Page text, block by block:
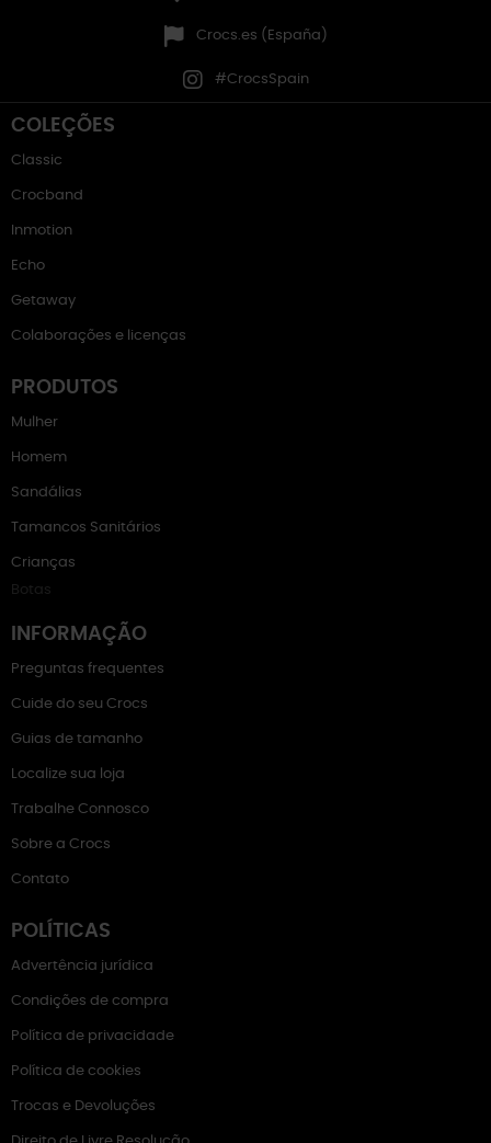
Crocs.es (España)
#CrocsSpain
COLEÇÕES
Classic
Crocband
Inmotion
Echo
Getaway
Colaborações e licenças
PRODUTOS
Mulher
Homem
Sandálias
Tamancos Sanitários
Crianças
Botas
INFORMAÇÃO
Preguntas frequentes
Cuide do seu Crocs
Guias de tamanho
Localize sua loja
Trabalhe Connosco
Sobre a Crocs
Contato
POLÍTICAS
Advertência jurídica
Condições de compra
Política de privacidade
Política de cookies
Trocas e Devoluções